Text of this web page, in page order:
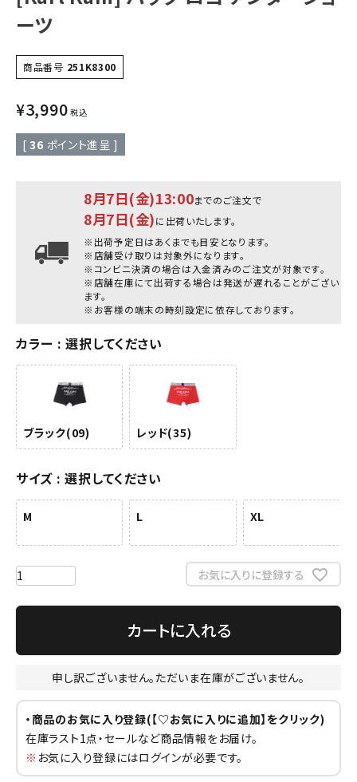
ーツ
商品番号 251K8300
¥3,990 税込
[ 36 ポイント進呈 ]
8月7日(金)13:00までのご注文で
8月7日(金)に出荷いたします。
※出荷予定日はあくまでも目安となります。
※店舗受け取りは対象外になります。
※コンビニ決済の場合は入金済みのご注文が対象です。
※店舗在庫にて出荷する場合は発送が遅れることがござい
ます。
※お客様の端末の時刻設定に依存しております。
カラー 選択してください
ブラック(09) レッド(35)
サイズ 選択してください
M L XL
お気に入りに登録する
カートに入れる
申し訳ございません。ただいま在庫がございません。
・商品のお気に入り登録(【♡お気に入りに追加】をクリック)
在庫ラスト1点・セールなど商品情報をお届け。
※ お気に入り登録にはログインが必要です。